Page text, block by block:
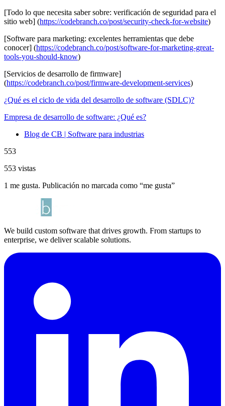
[Todo lo que necesita saber sobre: ​​verificación de seguridad para el
sitio web] (https://codebranch.co/post/security-check-for-website)
[Software para marketing: excelentes herramientas que debe
conocer] (https://codebranch.co/post/software-for-marketing-great-
tools-you-should-know)
[Servicios de desarrollo de firmware]
(https://codebranch.co/post/firmware-development-services)
¿Qué es el ciclo de vida del desarrollo de software (SDLC)?
Empresa de desarrollo de software: ¿Qué es?
Blog de CB | Software para industrias
553
553 vistas
1 me gusta. Publicación no marcada como “me gusta”
We build custom software that drives growth. From startups to
enterprise, we deliver scalable solutions.